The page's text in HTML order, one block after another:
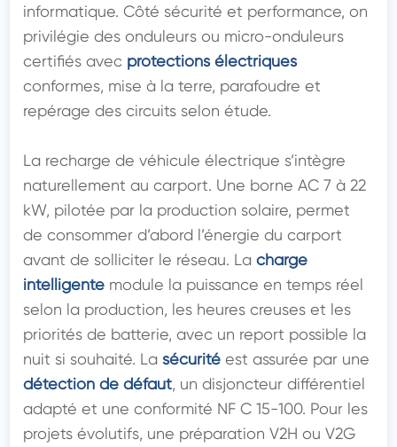
informatique. Côté sécurité et performance, on
privilégie des onduleurs ou micro-onduleurs
certifiés avec protections électriques
conformes, mise à la terre, parafoudre et
repérage des circuits selon étude.
La recharge de véhicule électrique s’intègre
naturellement au carport. Une borne AC 7 à 22
kW, pilotée par la production solaire, permet
de consommer d’abord l’énergie du carport
avant de solliciter le réseau. La charge
intelligente module la puissance en temps réel
selon la production, les heures creuses et les
priorités de batterie, avec un report possible la
nuit si souhaité. La sécurité
détection de défaut, un disjoncteur différentiel
adapté et une conformité NF C 15-100. Pour les
projets évolutifs, une préparation V2H ou V2G